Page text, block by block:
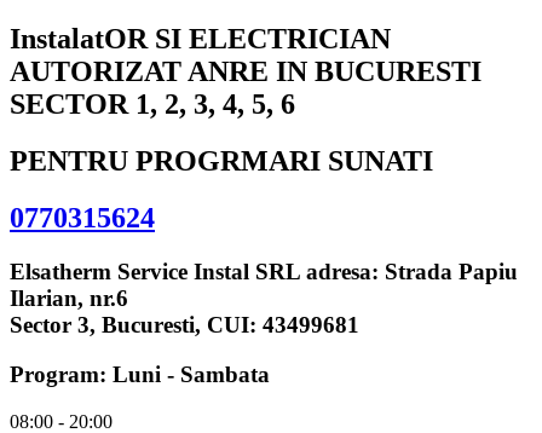
InstalatOR SI ELECTRICIAN
AUTORIZAT ANRE IN BUCURESTI
SECTOR 1, 2, 3, 4, 5, 6
PENTRU PROGRMARI SUNATI
0770315624
Elsatherm Service Instal SRL adresa: Strada Papiu
Ilarian, nr.6
Sector 3, Bucuresti, CUI: 43499681
Program: Luni - Sambata
08:00 - 20:00